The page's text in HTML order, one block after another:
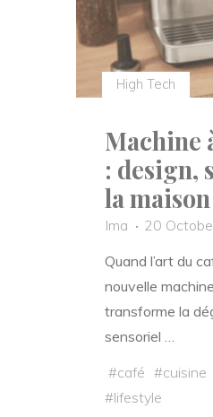
High Tech
Machine
: design,
la maison
Ima
20
Quand l’art du
nouvelle
transforme la
sensoriel …
#café #cuisine
#lifestyle